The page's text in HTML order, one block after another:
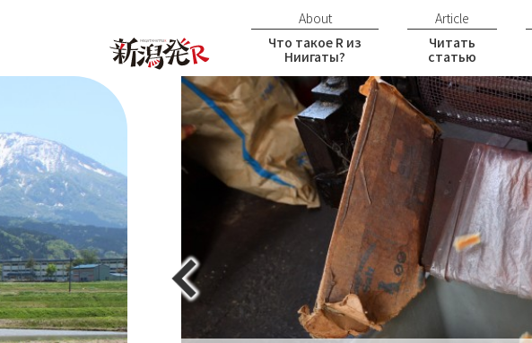
About
Что такое R из
Ниигаты?
Article
Читать
статью